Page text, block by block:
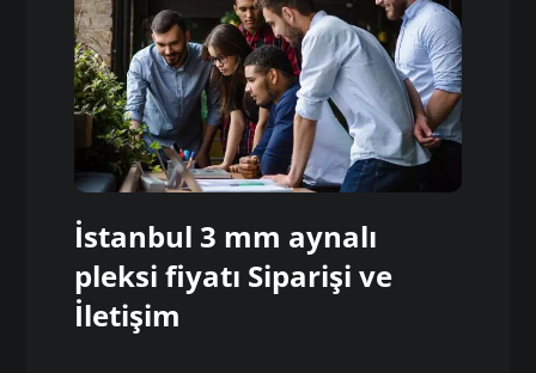
İstanbul 3 mm aynalı
pleksi fiyatı Siparişi ve
İletişim